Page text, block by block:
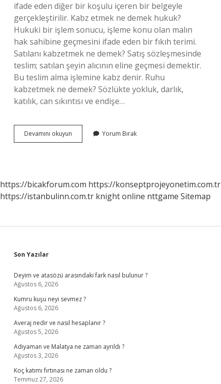
ifade eden diğer bir koşulu içeren bir belgeyle
gerçekleştirilir. Kabz etmek ne demek hukuk?
Hukuki bir işlem sonucu, işleme konu olan malın
hak sahibine geçmesini ifade eden bir fıkıh terimi.
Satılanı kabzetmek ne demek? Satış sözleşmesinde
teslim; satılan şeyin alıcının eline geçmesi demektir.
Bu teslim alma işlemine kabz denir. Ruhu
kabzetmek ne demek? Sözlükte yokluk, darlık,
katılık, can sıkıntısı ve endişe…
Devamını okuyun
Kabzetmek
Yorum Bırak
https://bicakforum.com https://konseptprojeyonetim.com.tr
https://istanbulinn.com.tr knight online nttgame Sitemap
Sidebar
Son Yazılar
Deyim ve atasözü arasındaki fark nasıl bulunur ?
Ağustos 6, 2026
Kumru kuşu neyi sevmez ?
Ağustos 6, 2026
Averaj nedir ve nasıl hesaplanır ?
Ağustos 5, 2026
Adıyaman ve Malatya ne zaman ayrıldı ?
Ağustos 3, 2026
Koç katımı fırtınası ne zaman oldu ?
Temmuz 27, 2026